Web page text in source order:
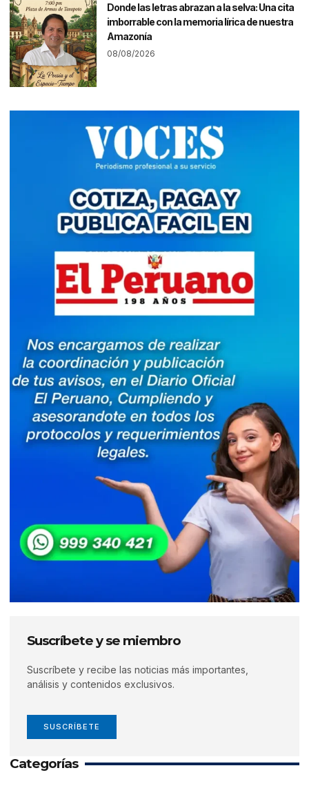
Donde las letras abrazan a la selva: Una cita
imborrable con la memoria lírica de nuestra
Amazonía
08/08/2026
Suscríbete y se miembro
Suscríbete y recibe las noticias más importantes,
análisis y contenidos exclusivos.
SUSCRÍBETE
Categorías